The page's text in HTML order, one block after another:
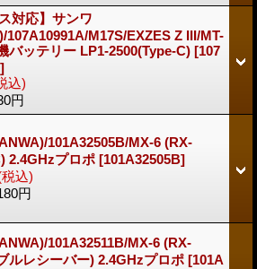
対応】サンワ
107A10991A/M17S/EXZES Z III/MT-
バッテリー LP1-2500(Type-C) [107
込)
円
101A32505B/MX-6 (RX-
2.4GHzプロポ [101A32505B]
税込)
円
101A32511B/MX-6 (RX-
ルレシーバー) 2.4GHzプロポ [101A